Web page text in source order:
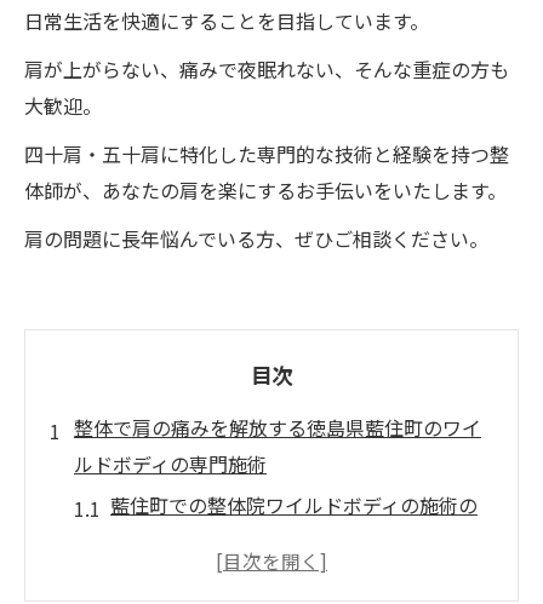
日常生活を快適にすることを目指しています。
肩が上がらない、痛みで夜眠れない、そんな重症の方も
大歓迎。
四十肩・五十肩に特化した専門的な技術と経験を持つ整
体師が、あなたの肩を楽にするお手伝いをいたします。
肩の問題に長年悩んでいる方、ぜひご相談ください。
目次
整体で肩の痛みを解放する徳島県藍住町のワイ
ルドボディの専門施術
藍住町での整体院ワイルドボディの施術の
肩の痛みに特化した施術内容